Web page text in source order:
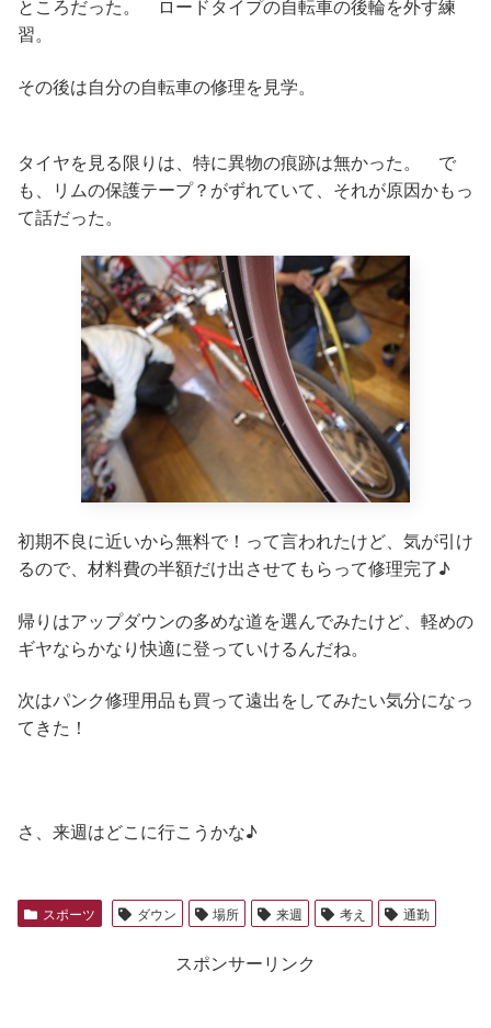
ところだった。 ロードタイプの自転車の後輪を外す練
習。
その後は自分の自転車の修理を見学。
タイヤを見る限りは、特に異物の痕跡は無かった。 で
も、リムの保護テープ？がずれていて、それが原因かもっ
て話だった。
初期不良に近いから無料で！って言われたけど、気が引け
るので、材料費の半額だけ出させてもらって修理完了♪
帰りはアップダウンの多めな道を選んでみたけど、軽めの
ギヤならかなり快適に登っていけるんだね。
次はパンク修理用品も買って遠出をしてみたい気分になっ
てきた！
さ、来週はどこに行こうかな♪
スポーツ ダウン 場所 来週 考え 通勤
スポンサーリンク